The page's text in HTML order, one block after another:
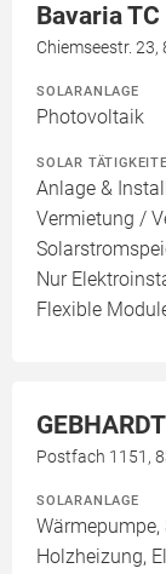
Bavaria TC
Chiemseestr.
SOLARANLAGE
Photovoltaik
SOLAR
Anlage &
Vermietung /
Nur
Flexible
Postfach 1151,
SOLARANLAGE
Wärmepumpe,
Holzheizung,